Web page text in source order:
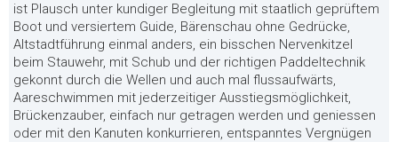
ist Plausch unter kundiger Begleitung mit staatlich geprüftem
Boot und versiertem Guide, Bärenschau ohne Gedrücke,
Altstadtführung einmal anders, ein bisschen Nervenkitzel
beim Stauwehr, mit Schub und der richtigen Paddeltechnik
gekonnt durch die Wellen und auch mal flussaufwärts,
Aareschwimmen mit jederzeitiger Ausstiegsmöglichkeit,
Brückenzauber, einfach nur getragen werden und geniessen
oder mit den Kanuten konkurrieren, entspanntes Vergnügen